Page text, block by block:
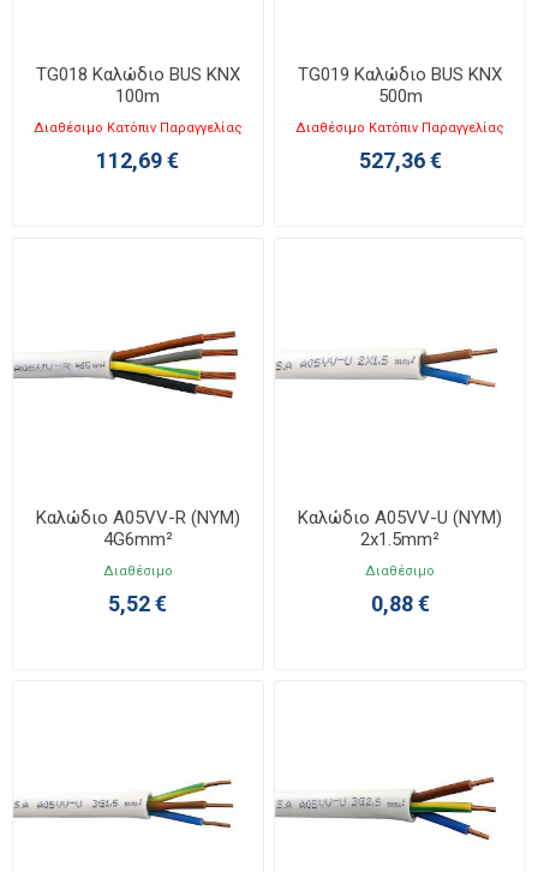
TG018 Καλώδιο BUS KNX
100m
Διαθέσιμο Κατόπιν Παραγγελίας
112,69 €
TG019 Καλώδιο BUS KNX
500m
Διαθέσιμο Κατόπιν Παραγγελίας
527,36 €
Καλώδιο A05VV-R (NYM)
4G6mm²
Διαθέσιμο
5,52 €
Καλώδιο A05VV-U (NYM)
2x1.5mm²
Διαθέσιμο
0,88 €